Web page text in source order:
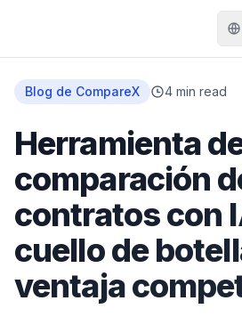
Blog de CompareX 4 min read
Herramienta
comparación
contratos con
cuello de
ventaja